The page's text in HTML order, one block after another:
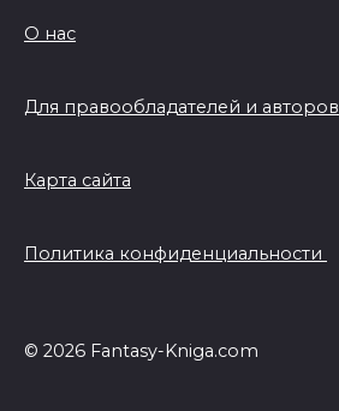
О нас
Для правообладателей и авторов
Карта сайта
Политика конфиденциальности
© 2026 Fantasy-Kniga.com